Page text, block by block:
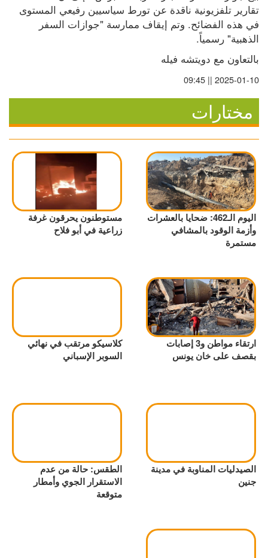
الذهبية" رسمياً.
بالتعاون مع دويتشه فيله
2025-01-10 || 09:45
مختارات
اليوم الـ462: ضحايا بالعشرات
وأزمة الوقود بالمشافي
مستمرة
مستوطنون يحرقون غرفة
زراعية في أبو فلاح
ارتقاء مواطن و3 إصابات
بقصف على خان يونس
كلاسيكو مرتقب في نهائي
السوبر الإسباني
الصيدليات المناوبة في مدينة
جنين
الطقس: حالة من عدم
الاستقرار الجوي وأمطار
متوقعة